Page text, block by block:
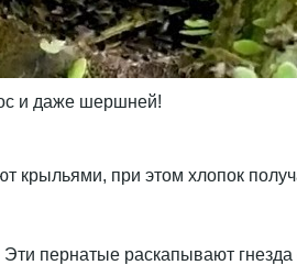
и даже шершней!
крыльями, при этом хлопок
пернатые раскапывают